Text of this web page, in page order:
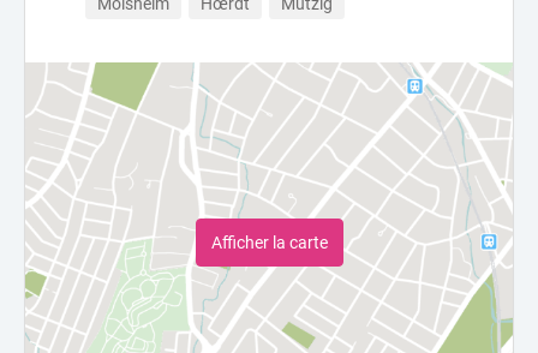
Afficher la carte